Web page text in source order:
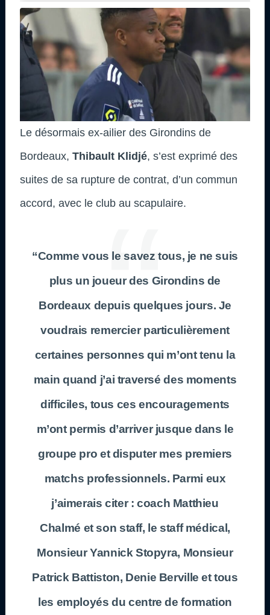
Le désormais ex-ailier des Girondins de
Bordeaux, Thibault Klidjé, s’est exprimé des
suites de sa rupture de contrat, d’un commun
accord, avec le club au scapulaire.
“Comme vous le savez tous, je ne suis
plus un joueur des Girondins de
Bordeaux depuis quelques jours. Je
voudrais remercier particulièrement
certaines personnes qui m’ont tenu la
main quand j’ai traversé des moments
difficiles, tous ces encouragements
m’ont permis d’arriver jusque dans le
groupe pro et disputer mes premiers
matchs professionnels. Parmi eux
j’aimerais citer : coach Matthieu
Chalmé et son staff, le staff médical,
Monsieur Yannick Stopyra, Monsieur
Patrick Battiston, Denie Berville et tous
les employés du centre de formation